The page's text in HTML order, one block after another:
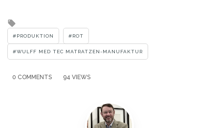
with
PRODUKTION ROT
WULFF MED TEC MATRATZEN-MANUFAKTUR
0 COMMENTS 94 VIEWS